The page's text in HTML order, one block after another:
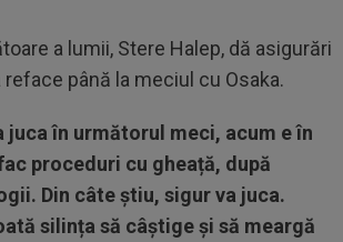
a lumii, Stere Halep, dă asigurări
până la meciul cu Osaka.
juca în următorul meci, acum e în
proceduri cu gheață, după
Din câte știu, sigur va juca.
silința să câștige și să meargă